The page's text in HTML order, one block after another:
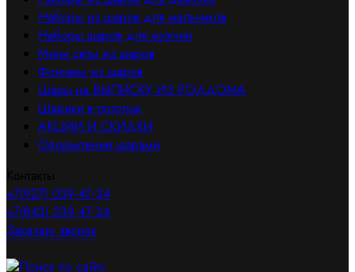
Наборы из шаров для мальчиков
Наборы шаров для мужчин
Мини сеты из шаров
Фонтаны из шаров
Шары на ВЫПИСКУ ИЗ РОДДОМА
Шарики в потолок
АКЦИИ И СКИДКИ
Оформление шарами
+7(927) 039-47-34
+7(843) 239-47-34
Заказать звонок
Поиск по сайту